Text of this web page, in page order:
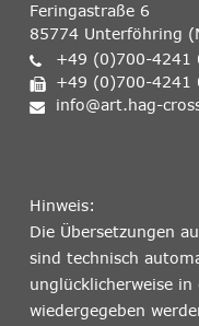
Feringastraße 6
85774 Unterföhring
+49 (0)700-4241
+49 (0)700-4241
info@art.hag-
Hinweis:
Die Übersetzungen
sind technisch
unglücklicherweise
wiedergegeben